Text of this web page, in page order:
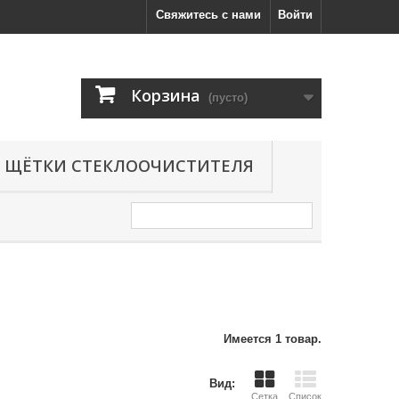
Войти
Свяжитесь с нами
Корзина (пусто)
ЩЁТКИ СТЕКЛООЧИСТИТЕЛЯ
Имеется 1 товар.
Вид:
Сетка Список